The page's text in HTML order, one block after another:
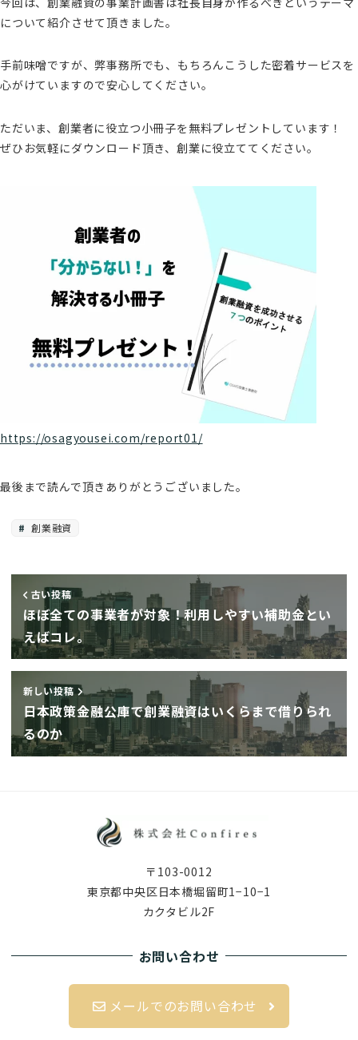
について紹介させて頂きました。
手前味噌ですが、弊事務所でも、もちろんこうした密着サービスを
心がけていますので安心してください。
ただいま、創業者に役立つ小冊子を無料プレゼントしています！
ぜひお気軽にダウンロード頂き、創業に役立ててください。
https://osagyousei.com/report01/
最後まで読んで頂きありがとうございました。
創業融資
古い投稿
ほぼ全ての事業者が対象！利用しやすい補助金とい
えばコレ。
新しい投稿
日本政策金融公庫で創業融資はいくらまで借りられ
るのか
〒103-0012
東京都中央区日本橋堀留町1−10−1
カクタビル2F
お問い合わせ
メールでのお問い合わせ